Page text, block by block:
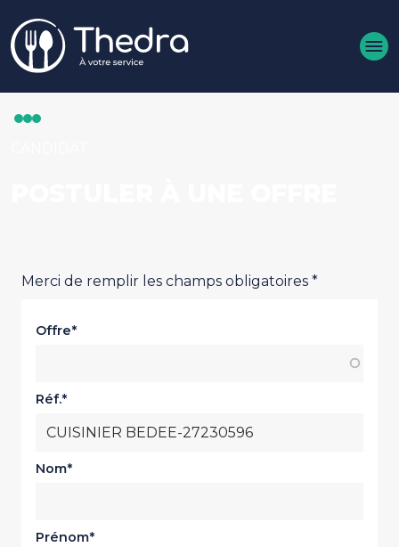
Merci de remplir les champs obligatoires *
Offre
Réf.
Nom
Prénom